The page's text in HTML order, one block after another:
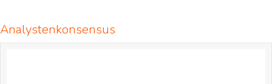
Analystenkonsensus